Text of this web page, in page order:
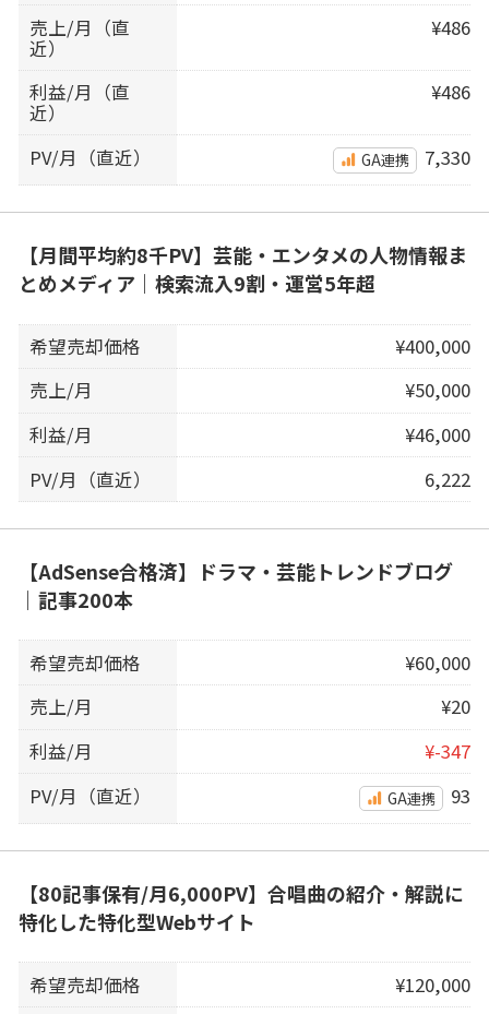
売上/月（直
近）
¥486
利益/月（直
近）
¥486
PV/月（直近） GA連携 7,330
【月間平均約8千PV】芸能・エンタメの人物情報ま
とめメディア｜検索流入9割・運営5年超
希望売却価格
¥400,000
売上/月
¥50,000
利益/月
¥46,000
PV/月（直近）
6,222
【AdSense合格済】ドラマ・芸能トレンドブログ
｜記事200本
希望売却価格
¥60,000
売上/月
¥20
利益/月
¥-347
PV/月（直近）
GA連携 93
【80記事保有/月6,000PV】合唱曲の紹介・解説に
特化した特化型Webサイト
希望売却価格
¥120,000